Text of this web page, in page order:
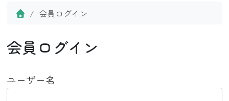
Home会員ログイン
会員ログイン
ユーザー名